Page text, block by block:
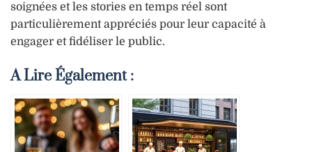
soignées et les stories en temps réel sont
particulièrement appréciés pour leur capacité à
engager et fidéliser le public.
A Lire Également :